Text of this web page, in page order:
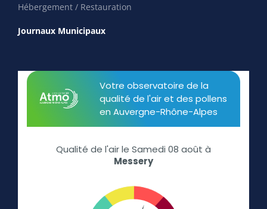
Hébergement / Restauration
Journaux Municipaux